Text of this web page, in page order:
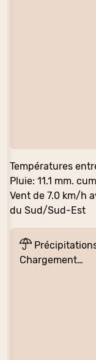
Températures
Pluie: 11.1 mm.
Vent de 7.0 km/h
du Sud/Sud-Est
Chargement…